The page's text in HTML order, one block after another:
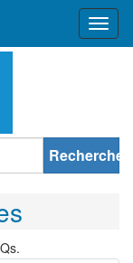
Rechercher